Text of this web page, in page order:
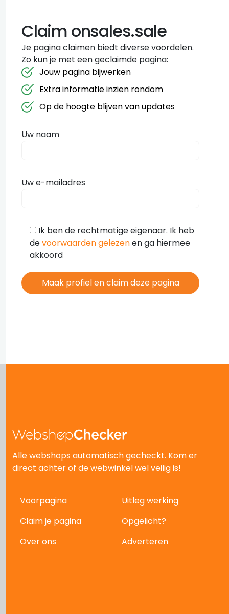
Claim onsales.sale
Je pagina claimen biedt diverse voordelen.
Zo kun je met een geclaimde pagina:
Jouw pagina bijwerken
Extra informatie inzien rondom
Op de hoogte blijven van updates
Uw naam
Uw e-mailadres
Ik ben de rechtmatige eigenaar. Ik heb
devoorwaarden gelezenen ga hiermee
akkoord
Alle webshops automatisch gecheckt. Kom er
direct achter of de webwinkel wel veilig is!
Voorpagina
Uitleg werking
Claim je pagina
Opgelicht?
Over ons
Adverteren